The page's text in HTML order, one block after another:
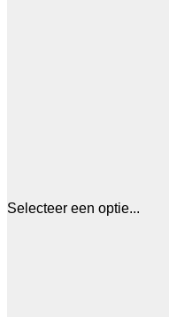
Selecteer een optie...